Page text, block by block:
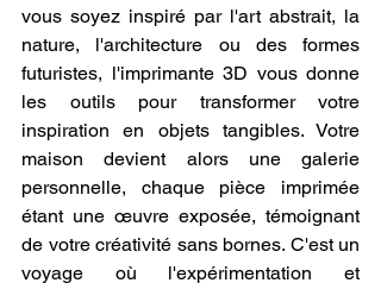
vous soyez inspiré par l'art abstrait, la
nature, l'architecture ou des formes
futuristes, l'imprimante 3D vous donne
les outils pour transformer votre
inspiration en objets tangibles. Votre
maison devient alors une galerie
personnelle, chaque pièce imprimée
étant une œuvre exposée, témoignant
de votre créativité sans bornes. C'est un
voyage où l'expérimentation et